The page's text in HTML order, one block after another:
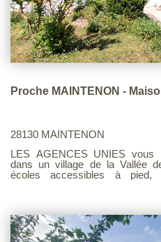
Proche MAINTENON -
28130 MAINTENON
LES AGENCES UNIES vous
dans un village de la Vallée
écoles accessibles à pied,
jardin clos de plus de 880 m² A
d'honoraires page 7 consultable